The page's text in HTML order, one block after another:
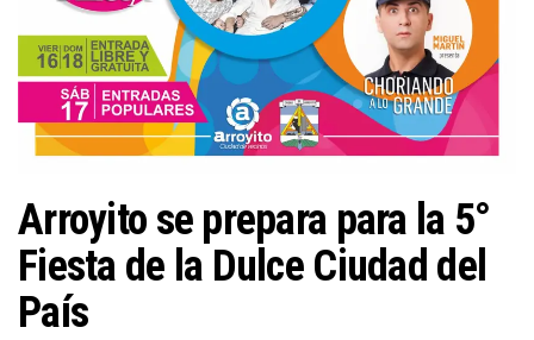
Arroyito se prepara para la 5°
Fiesta de la Dulce Ciudad del
País